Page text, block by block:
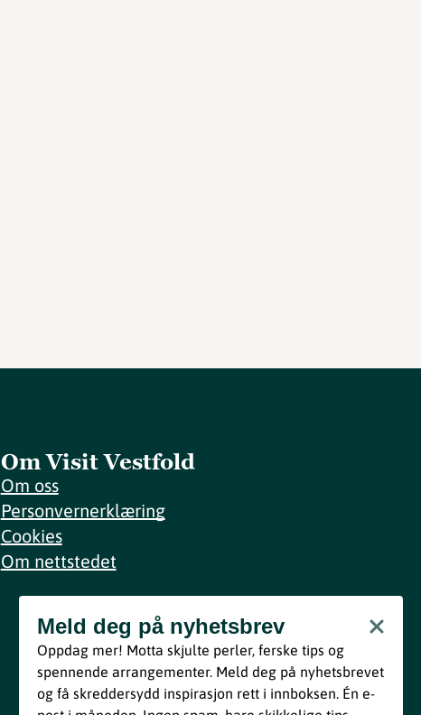
Om Visit Vestfold
Om oss
Personvernerklæring
Cookies
Om nettstedet
Meld deg på nyhetsbrev
Bli med
Ved å melde deg inn godtar du våre vilkår i henhold til vår
Meld deg på nyhetsbrev
Oppdag mer! Motta skjulte perler, ferske tips og
spennende arrangementer. Meld deg på nyhetsbrevet
og få skreddersydd inspirasjon rett i innboksen. Én e-